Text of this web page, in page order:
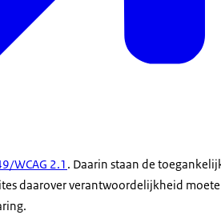
WCAG 2.1 . Daarin staan de
daarover verantwoordelijkheid